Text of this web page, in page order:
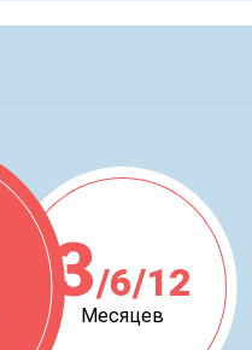
3/6/12
Месяцев